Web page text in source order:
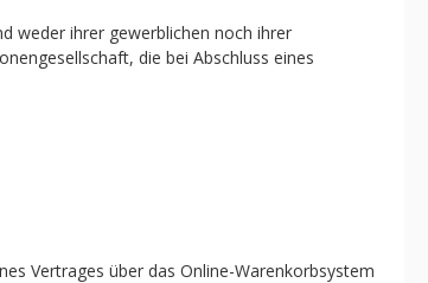
weder ihrer gewerblichen noch ihrer
die bei Abschluss eines
Vertrages über das Online-Warenkorbsystem